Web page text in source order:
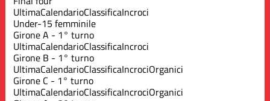
UltimaCalendarioClassificaIncroci
Under-15 femminile
Girone A - 1° turno
UltimaCalendarioClassificaIncroci
Girone B - 1° turno
UltimaCalendarioClassificaIncrociOrganici
Girone C - 1° turno
UltimaCalendarioClassificaIncrociOrganici